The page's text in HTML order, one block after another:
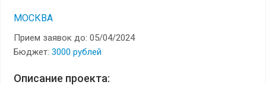
МОСКВА
Прием заявок до: 05/04/2024
Бюджет: 3000 рублей
Описание проекта: